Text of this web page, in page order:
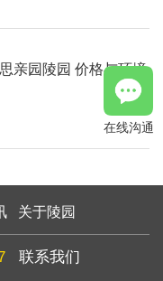
亲园陵园 价格与环境
关于陵园
联系我们
在线沟通